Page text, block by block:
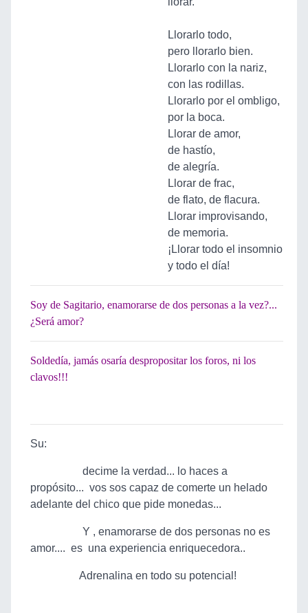
Llorarlo todo,
pero llorarlo bien.
Llorarlo con la nariz,
con las rodillas.
Llorarlo por el ombligo,
por la boca.
Llorar de amor,
de hastío,
de alegría.
Llorar de frac,
de flato, de flacura.
Llorar improvisando,
de memoria.
¡Llorar todo el insomnio
y todo el día!
Soy de Sagitario, enamorarse de dos personas a la vez?...
¿Será amor?
Soldedía, jamás osaría despropositar los foros, ni los
clavos!!!
Su:
decime la verdad... lo haces a
propósito... vos sos capaz de comerte un helado
adelante del chico que pide monedas...
Y , enamorarse de dos personas no es
amor.... es una experiencia enriquecedora..
Adrenalina en todo su potencial!